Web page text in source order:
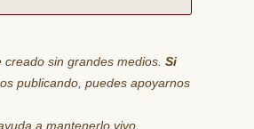
sin grandes medios. Si
publicando, puedes apoyarnos
a mantenerlo vivo.